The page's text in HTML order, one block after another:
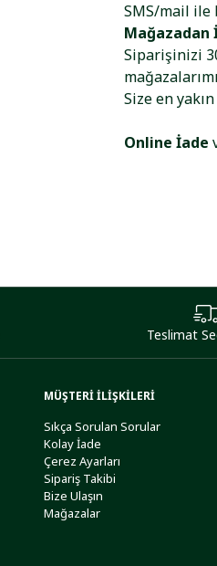
SMS/mail
Mağazadan
Siparişinizi
Size en
Online İade
Teslimat
MÜŞTERİ İLİŞKİLERİ
Sıkça Sorulan Sorular
Kolay İade
Çerez Ayarları
Sipariş Takibi
Bize Ulaşın
Mağazalar